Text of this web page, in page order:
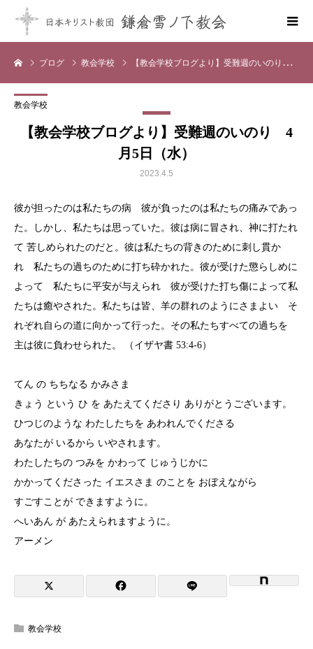
ブログ 教会学校 【教会学校ブログより】受難週のいのり 4月5日（水）
教会学校
【教会学校ブログより】受難週のいのり 4
月5日（水）
2023.4.5
彼が担ったのは私たちの病 彼が負ったのは私たちの痛みであっ
た。しかし、私たちは思っていた。彼は病に冒され、神に打たれ
て 苦しめられたのだと。彼は私たちの背きのために刺し貫か
れ 私たちの過ちのために打ち砕かれた。彼が受けた懲らしめに
よって 私たちに平安が与えられ 彼が受けた打ち傷によって私
たちは癒やされた。私たちは皆、羊の群れのようにさまよい そ
れぞれ自らの道に向かって行った。その私たちすべての過ちを
主は彼に負わせられた。 （イザヤ書 53:4-6）
てん の ちちなる かみさま
きょう という ひ を あたえてくださり ありがとうございます。
ひつじのような わたしたちを あわれんでくださる
あなたが いるから いやされます。
わたしたちの つみを かわって じゅうじかに
かかってくださった イエスさま のことを おぼえながら
すごすことが できますように。
へいあん が あたえられますように。
アーメン
教会学校